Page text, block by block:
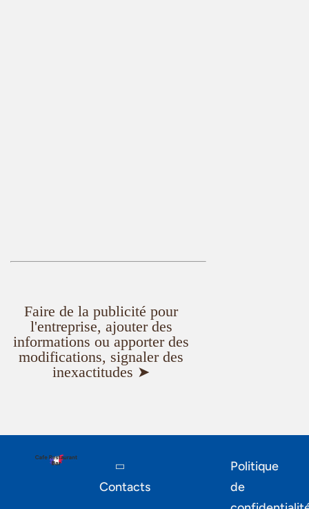
Faire de la publicité pour
l'entreprise, ajouter des
informations ou apporter des
modifications, signaler des
inexactitudes ➤
Contacts
Politique
de